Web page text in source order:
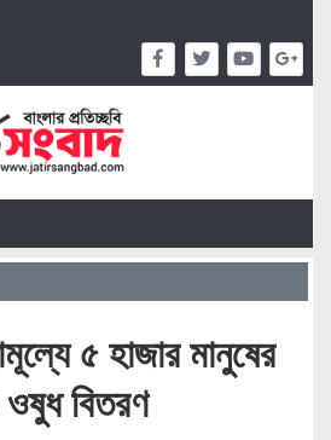
৫ হাজার মানুষের
ওষুধ বিতরণ